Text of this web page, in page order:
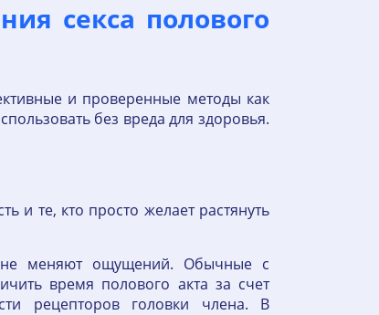
секса полового
и проверенные методы как
без вреда для здоровья.
и те, кто просто желает растянуть
не меняют ощущений. Обычные с
время полового акта за счет
рецепторов головки члена. В